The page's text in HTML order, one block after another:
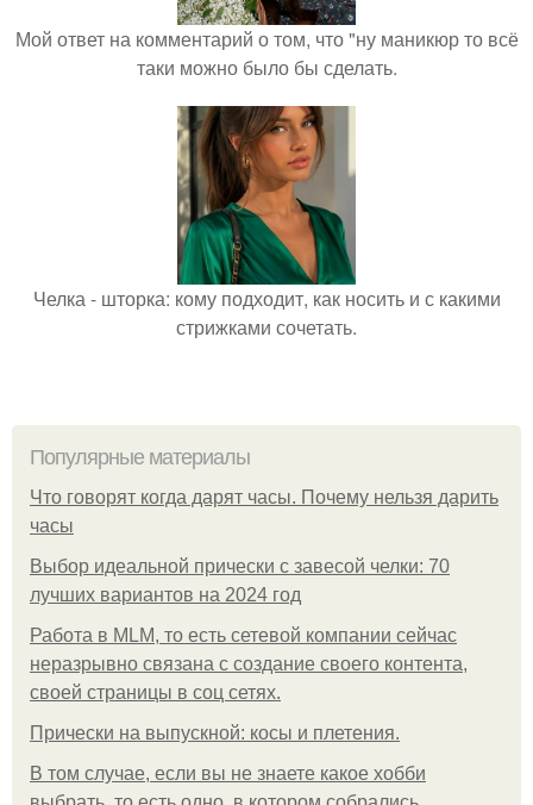
Мой ответ на комментарий о том, что "ну маникюр то всё
таки можно было бы сделать.
Челка - шторка: кому подходит, как носить и с какими
стрижками сочетать.
Популярные материалы
Что говорят когда дарят часы. Почему нельзя дарить
часы
Выбор идеальной прически с завесой челки: 70
лучших вариантов на 2024 год
Работа в MLM, то есть сетевой компании сейчас
неразрывно связана с создание своего контента,
своей страницы в соц сетях.
Прически на выпускной: косы и плетения.
В том случае, если вы не знаете какое хобби